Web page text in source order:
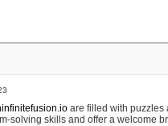
are filled with puzzles
solving skills and offer a welcome